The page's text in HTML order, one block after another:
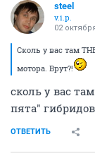
steel
v.i.p.
02
Сколь у вас там
мотора. Врут?!
сколь у вас
пята"
ОТВЕТИТЬ